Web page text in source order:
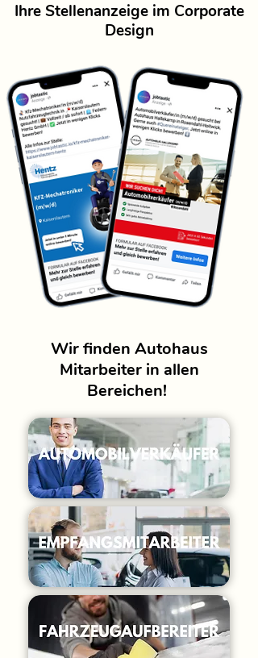
Ihre Stellenanzeige im Corporate
Design
Wir finden Autohaus
Mitarbeiter in allen
Bereichen!